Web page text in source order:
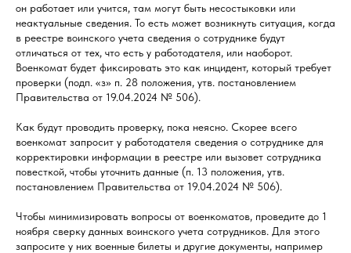
он работает или учится, там могут быть несостыковки или
неактуальные сведения. То есть может возникнуть ситуация, когда
в реестре воинского учета сведения о сотруднике будут
отличаться от тех, что есть у работодателя, или наоборот.
Военкомат будет фиксировать это как инцидент, который требует
проверки (подп. «з» п. 28 положения, утв. постановлением
Правительства от 19.04.2024 № 506).
Как будут проводить проверку, пока неясно. Скорее всего
военкомат запросит у работодателя сведения о сотруднике для
корректировки информации в реестре или вызовет сотрудника
повесткой, чтобы уточнить данные (п. 13 положения, утв.
постановлением Правительства от 19.04.2024 № 506).
Чтобы минимизировать вопросы от военкоматов, проведите до 1
ноября сверку данных воинского учета сотрудников. Для этого
запросите у них военные билеты и другие документы, например